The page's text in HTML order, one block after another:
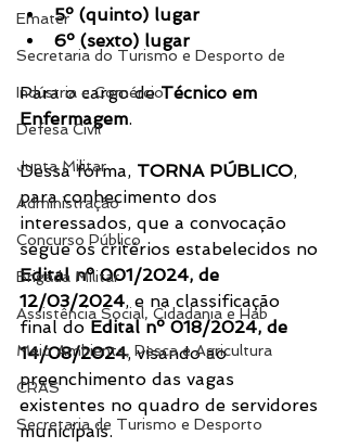
Emater
Secretaria do Turismo e Desporto de
Indústria e Comércio
Defesa Civil
Junta Militar
Administração
Concurso Público
Brigada Militar
Assistência Social, Cidadania e Hab
Meio Ambiente, Pesca e Agricultura
CRAS
Secretaria de Turismo e Desporto
5º (quinto) lugar
6º (sexto) lugar
Para o cargo de Técnico em
Enfermagem.
Dessa forma, TORNA PÚBLICO,
para conhecimento dos
interessados, que a convocação
segue os critérios estabelecidos no
Edital nº 001/2024, de
12/03/2024, e na classificação
final do Edital nº 018/2024, de
14/08/2024, visando ao
preenchimento das vagas
existentes no quadro de servidores
municipais.